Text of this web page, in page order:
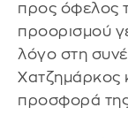
προς όφελος
προορισμού
λόγο στη
Χατζημάρκος
προσφορά